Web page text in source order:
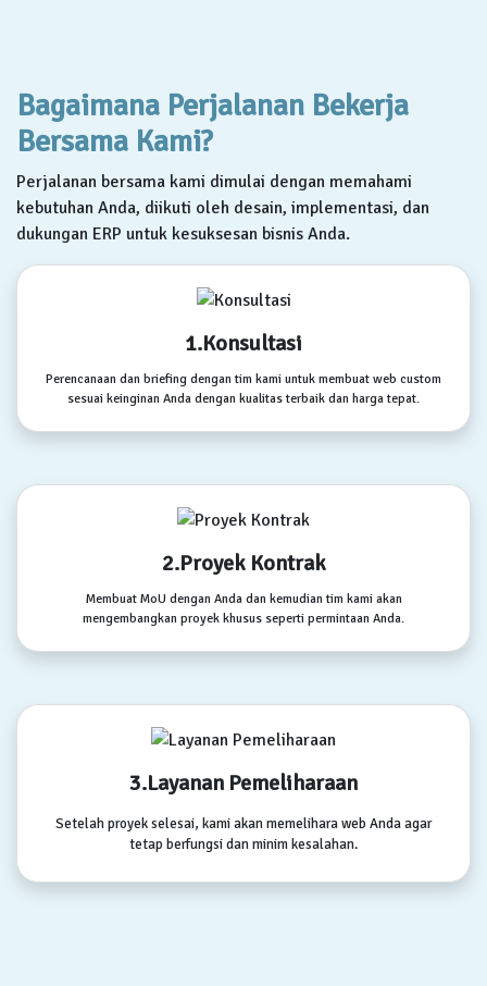
Bagaimana Perjalanan Bekerja
Bersama Kami?
Perjalanan bersama kami dimulai dengan memahami
kebutuhan Anda, diikuti oleh desain, implementasi, dan
dukungan ERP untuk kesuksesan bisnis Anda.
1.Konsultasi
Perencanaan dan briefing dengan tim kami untuk membuat web custom
sesuai keinginan Anda dengan kualitas terbaik dan harga tepat.
2.Proyek Kontrak
Membuat MoU dengan Anda dan kemudian tim kami akan
mengembangkan proyek khusus seperti permintaan Anda.
3.Layanan Pemeliharaan
Setelah proyek selesai, kami akan memelihara web Anda agar
tetap berfungsi dan minim kesalahan.